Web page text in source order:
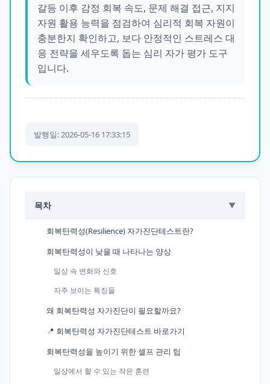
갈등 이후 감정 회복 속도, 문제 해결 접근, 지지
자원 활용 능력을 점검하여 심리적 회복 자원이
충분한지 확인하고, 보다 안정적인 스트레스 대
응 전략을 세우도록 돕는 심리 자가 평가 도구
입니다.
발행일: 2026-05-16 17:33:15
목차 ▼
회복탄력성(Resilience) 자가진단테스트란?
회복탄력성이 낮을 때 나타나는 양상
일상 속 변화와 신호
자주 보이는 특징들
왜 회복탄력성 자가진단이 필요할까요?
📍 회복탄력성 자가진단테스트 바로가기
회복탄력성을 높이기 위한 셀프 관리 팁
일상에서 할 수 있는 작은 훈련